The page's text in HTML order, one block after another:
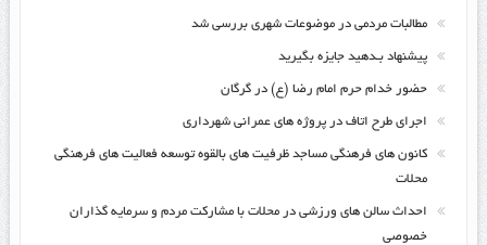
مطالبات مردمی در موضوعات شهری بررسی شد
پیشنهاد بـدهید جایزه بگیرید
حضور خدام حرم امام رضا (ع) در گرگان
اجرای طرح اتاف در پروژه های عمرانی شهرداری
کانون های فرهنگی مساجد ظرفیت های بالقوه توسعه فعالیت های فرهنگی
محلات
احداث سالن های ورزشی در محلات با مشارکت مردم و سرمایه گذاران
خصوصی